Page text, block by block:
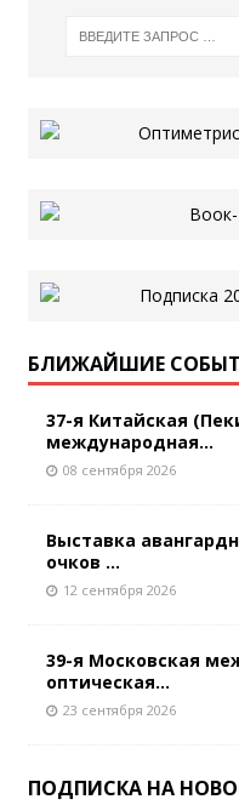
БЛИЖАЙШИЕ
37-я Китайская
международная...
08 сентября 2026
Выставка
очков ...
12 сентября 2026
39-я Московская
оптическая...
23 сентября 2026
ПОДПИСКА НА